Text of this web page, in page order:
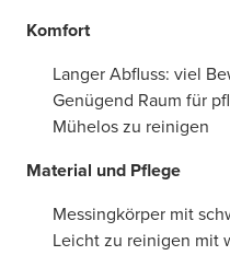
Komfort
Langer Abfluss: viel
Genügend Raum für
Mühelos zu reinigen
Material und Pflege
Messingkörper mit
Leicht zu reinigen mit